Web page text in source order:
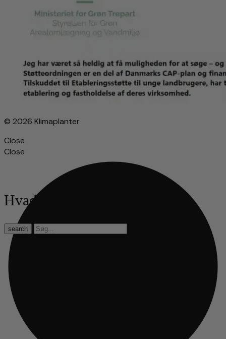
© 2026 Klimaplanter
Close
Close
Hvad leder du efter?
search